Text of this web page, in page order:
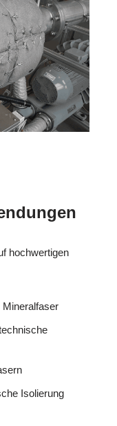
hochwertigen
Mineralfaser
Isolierung